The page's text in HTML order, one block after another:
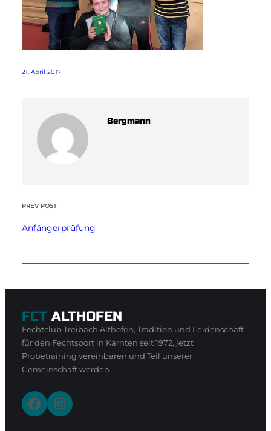
21. April 2017
Bergmann
PREV POST
Anfängerprüfung
FCT ALTHOFEN
Fechtclub Treibach Althofen, Tradition und Leidenschaft
für den Fechtsport in Kärnten seit 1972, jetzt
Probetraining vereinbaren und Teil unserer
Gemeinschaft werden
Facebook Instagram